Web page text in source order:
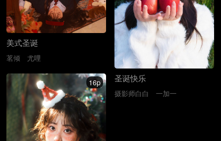
美式圣诞
茗倾 尤哩
圣诞快乐
摄影师白白 一加一
16p